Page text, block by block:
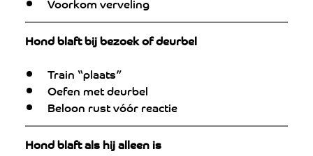
Hond blaft bij bezoek of deurbel
Train “plaats”
Oefen met deurbel
Beloon rust vóór reactie
Hond blaft als hij alleen is